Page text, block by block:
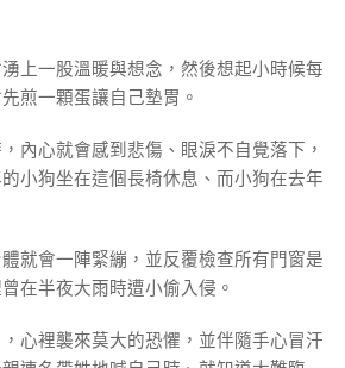
上一股溫暖與想念，然後想起小時候每
煎一顆蛋讓自己墊胃。
內心就會感到悲傷、眼淚不自覺落下，
小狗坐在這個長椅休息、而小狗在去年
就會一陣緊繃，並反覆檢查所有門窗是
在半夜大雨時遭小偷入侵。
心裡襲來莫大的恐懼，並伴隨手心冒汗